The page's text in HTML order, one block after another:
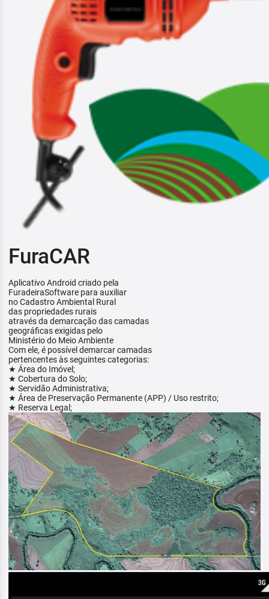
FuraCAR
Aplicativo Android criado pela
FuradeiraSoftware para auxiliar
no Cadastro Ambiental Rural
das propriedades rurais
através da demarcação das camadas
geográficas exigidas pelo
Ministério do Meio Ambiente
Com ele, é possível demarcar camadas
pertencentes às seguintes categorias:
★ Área do Imóvel;
★ Cobertura do Solo;
★ Servidão Administrativa;
★ Área de Preservação Permanente (APP) / Uso restrito;
★ Reserva Legal;